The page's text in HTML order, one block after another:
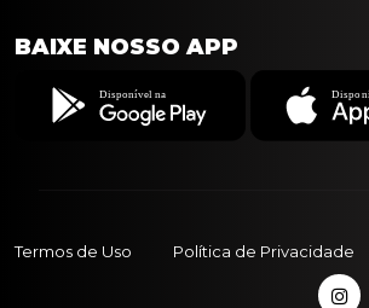
BAIXE NOSSO APP
Termos de Uso Política de Privacidade